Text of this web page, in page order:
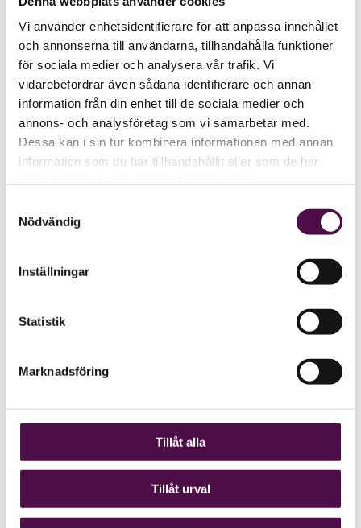
Vi använder enhetsidentifierare för att anpassa innehållet
och annonserna till användarna, tillhandahålla funktioner
för sociala medier och analysera vår trafik. Vi
vidarebefordrar även sådana identifierare och annan
information från din enhet till de sociala medier och
annons- och analysföretag som vi samarbetar med.
Dessa kan i sin tur kombinera informationen med annan
information som du har tillhandahållit eller som de har
Nödvändig
Inställningar
Statistik
Marknadsföring
Tillåt alla
Tillåt urval